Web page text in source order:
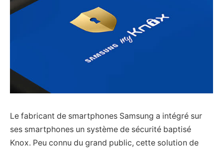
Le fabricant de smartphones Samsung a intégré sur
ses smartphones un système de sécurité baptisé
Knox. Peu connu du grand public, cette solution de